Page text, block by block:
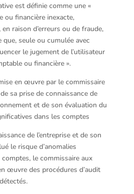
est définie comme une «
ou financière inexacte,
raison d’erreurs ou de fraude,
que, seule ou cumulée avec
le jugement de l’utilisateur
ou financière ».
en œuvre par le commissaire
sa prise de connaissance de
et de son évaluation du
dans les comptes
de l’entreprise et de son
le risque d’anomalies
le commissaire aux
œuvre des procédures d’audit